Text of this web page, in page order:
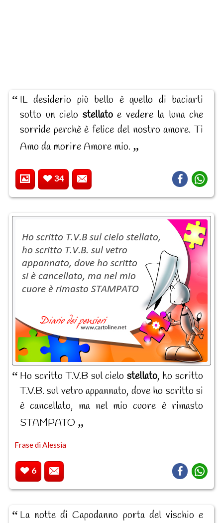
IL desiderio più bello è quello di baciarti
sotto un cielo stellatoe vedere la luna che
sorride perchè è felice del nostro amore. Ti
Amo da morire Amore mio.
34
Ho scritto T.V.B sul cielostellato, ho scritto
T.V.B. sul vetro appannato, dove ho scritto si
è cancellato, ma nel mio cuore è rimasto
STAMPATO
Frase di Alessia
6
La notte di Capodanno porta del vischio e